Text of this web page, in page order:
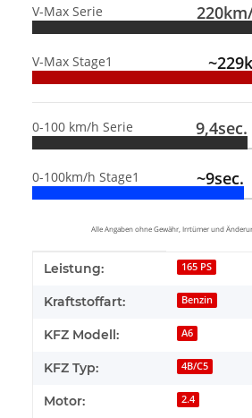
V-Max Serie
V-Max Stage1
0-100 km/h Serie 9,4sec.
0-100km/h Stage1 ~9sec.
Alle Angaben ohne Gewähr, Irrtümer und
Produkteigenschaft
Wert
Leistung: 165 PS
Kraftstoffart: Benzin
KFZ Modell: A6
KFZ Typ: 4B/C5
Motor: 2.4